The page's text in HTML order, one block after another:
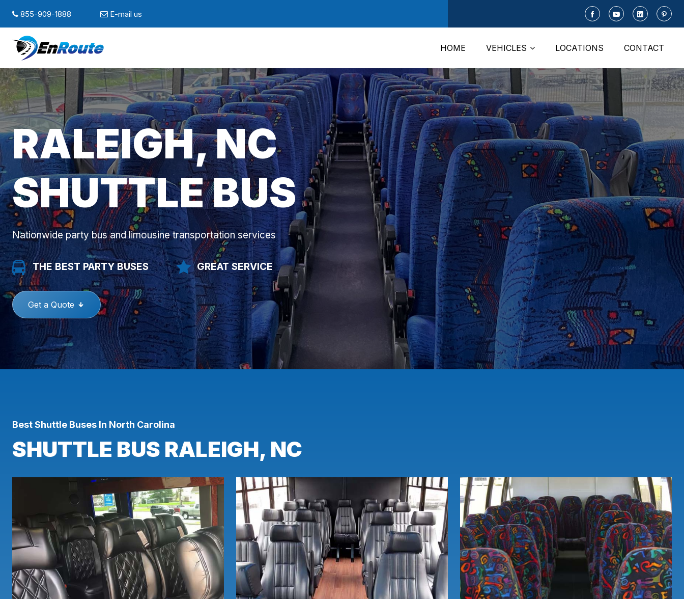
855-909-1888 E-mail us
HOME VEHICLES LOCATIONS CONTACT
RALEIGH, NC
SHUTTLE BUS
Nationwide party bus and limousine transportation services
THE BEST PARTY BUSES GREAT SERVICE
Get a Quote
Best Shuttle Buses In North Carolina
SHUTTLE BUS RALEIGH, NC